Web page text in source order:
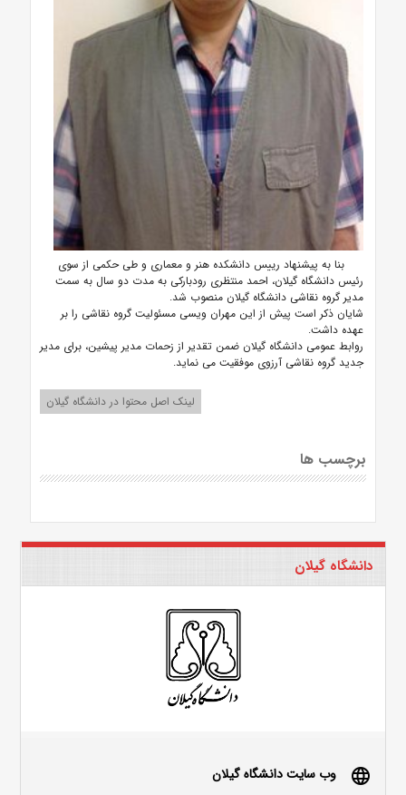
بنا به پیشنهاد رییس دانشکده هنر و معماری و طی حکمی از سوی
رئیس دانشگاه گیلان، احمد منتظری رودبارکی به مدت دو سال به سمت
مدیر گروه نقاشی دانشگاه گیلان منصوب شد.
شایان ذکر است پیش از این مهران ویسی مسئولیت گروه نقاشی را بر
عهده داشت.
روابط عمومی دانشگاه گیلان ضمن تقدیر از زحمات مدیر پیشین، برای مدیر
جدید گروه نقاشی آرزوی موفقیت می نماید.
لینک اصل محتوا در دانشگاه گیلان
برچسب ها
دانشگاه گیلان
language وب سایت دانشگاه گیلان